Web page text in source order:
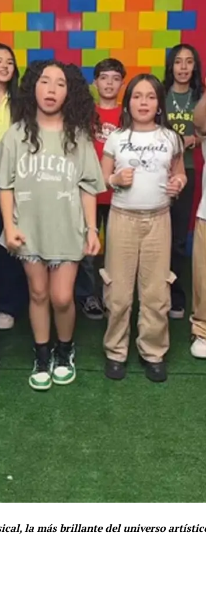
la más brillante del universo